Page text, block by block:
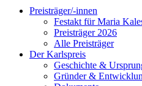
Preisträger/-innen
Festakt für Maria
Preisträger 2026
Alle Preisträger
Der Karlspreis
Geschichte &
Gründer &